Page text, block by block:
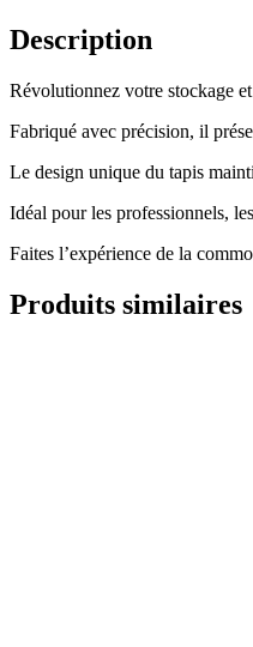
multiples
profonds
Description
Révolutionnez votre stockage
Fabriqué avec précision, il
Le design unique du tapis
Idéal pour les professionnels,
Faites l’expérience de la
Produits similaires